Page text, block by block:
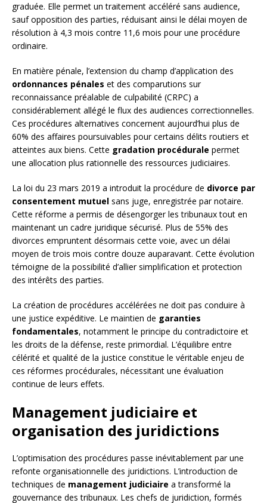
graduée. Elle permet un traitement accéléré sans audience,
sauf opposition des parties, réduisant ainsi le délai moyen de
résolution à 4,3 mois contre 11,6 mois pour une procédure
ordinaire.
En matière pénale, l’extension du champ d’application des
ordonnances pénales et des comparutions sur
reconnaissance préalable de culpabilité (CRPC) a
considérablement allégé le flux des audiences correctionnelles.
Ces procédures alternatives concernent aujourd’hui plus de
60% des affaires poursuivables pour certains délits routiers et
atteintes aux biens. Cette gradation procédurale permet
une allocation plus rationnelle des ressources judiciaires.
La loi du 23 mars 2019 a introduit la procédure de divorce par
consentement mutuel sans juge, enregistrée par notaire.
Cette réforme a permis de désengorger les tribunaux tout en
maintenant un cadre juridique sécurisé. Plus de 55% des
divorces empruntent désormais cette voie, avec un délai
moyen de trois mois contre douze auparavant. Cette évolution
témoigne de la possibilité d’allier simplification et protection
des intérêts des parties.
La création de procédures accélérées ne doit pas conduire à
une justice expéditive. Le maintien de garanties
fondamentales, notamment le principe du contradictoire et
les droits de la défense, reste primordial. L’équilibre entre
célérité et qualité de la justice constitue le véritable enjeu de
ces réformes procédurales, nécessitant une évaluation
continue de leurs effets.
Management judiciaire et
organisation des juridictions
L’optimisation des procédures passe inévitablement par une
refonte organisationnelle des juridictions. L’introduction de
techniques de management judiciaire a transformé la
gouvernance des tribunaux. Les chefs de juridiction, formés